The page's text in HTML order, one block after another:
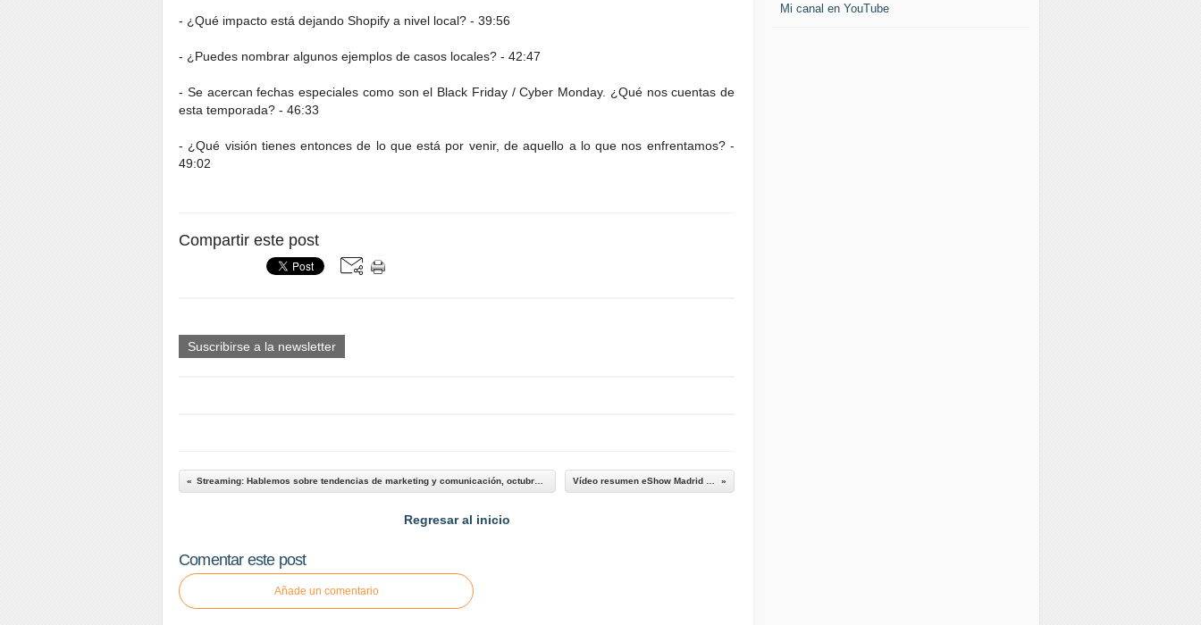
- ¿Qué impacto está dejando Shopify a nivel local? - 39:56
- ¿Puedes nombrar algunos ejemplos de casos locales? - 42:47
- Se acercan fechas especiales como son el Black Friday / Cyber Monday. ¿Qué nos cuentas de
esta temporada? - 46:33
- ¿Qué visión tienes entonces de lo que está por venir, de aquello a lo que nos enfrentamos? -
49:02
Compartir este post
Suscribirse a la newsletter
Regresar al inicio
Comentar este post
Añade un comentario
Mi canal en YouTube